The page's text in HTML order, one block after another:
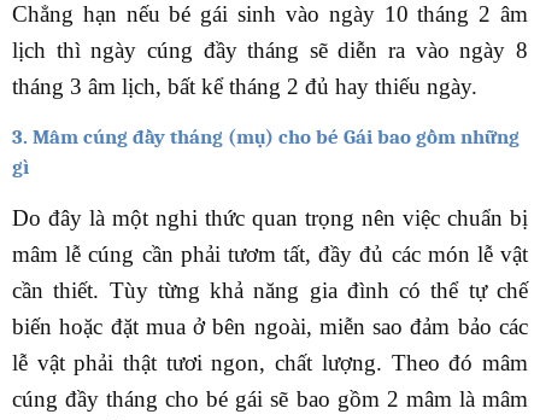
Chẳng hạn nếu bé gái sinh vào ngày 10 tháng 2 âm
lịch thì ngày cúng đầy tháng sẽ diễn ra vào ngày 8
tháng 3 âm lịch, bất kể tháng 2 đủ hay thiếu ngày.
3. Mâm cúng đầy tháng (mụ) cho bé Gái bao gồm những
gì
Do đây là một nghi thức quan trọng nên việc chuẩn bị
mâm lễ cúng cần phải tươm tất, đầy đủ các món lễ vật
cần thiết. Tùy từng khả năng gia đình có thể tự chế
biến hoặc đặt mua ở bên ngoài, miễn sao đảm bảo các
lễ vật phải thật tươi ngon, chất lượng. Theo đó mâm
cúng đầy tháng cho bé gái sẽ bao gồm 2 mâm là mâm